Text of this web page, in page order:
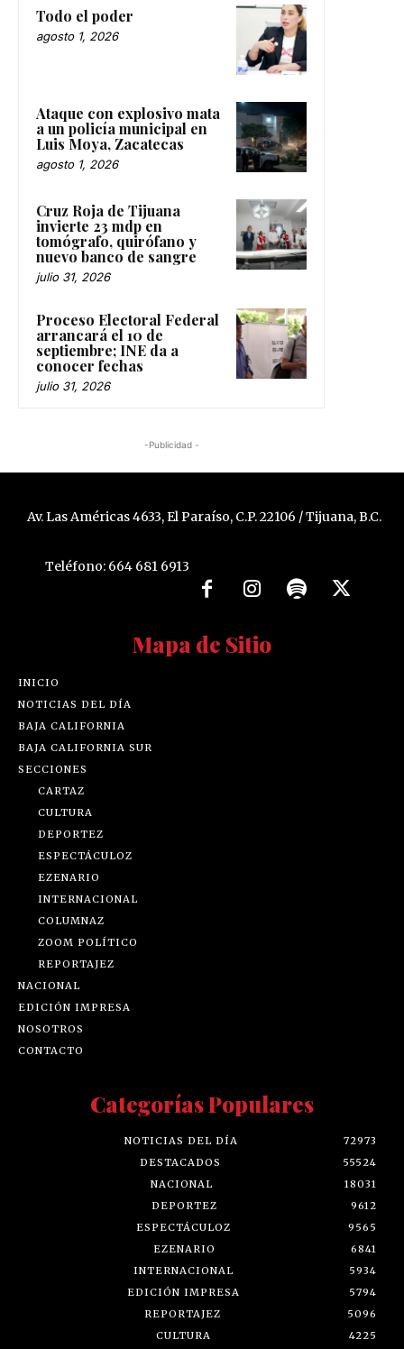
Todo el poder
agosto 1, 2026
Ataque con explosivo mata
a un policía municipal en
Luis Moya, Zacatecas
agosto 1, 2026
Cruz Roja de Tijuana
invierte 23 mdp en
tomógrafo, quirófano y
nuevo banco de sangre
julio 31, 2026
Proceso Electoral Federal
arrancará el 10 de
septiembre; INE da a
conocer fechas
julio 31, 2026
-Publicidad -
Av. Las Américas 4633, El Paraíso, C.P. 22106 / Tijuana, B.C.
Teléfono: 664 681 6913
Mapa de Sitio
INICIO
NOTICIAS DEL DÍA
BAJA CALIFORNIA
BAJA CALIFORNIA SUR
SECCIONES
CARTAZ
CULTURA
DEPORTEZ
ESPECTÁCULOZ
EZENARIO
INTERNACIONAL
COLUMNAZ
ZOOM POLÍTICO
REPORTAJEZ
NACIONAL
EDICIÓN IMPRESA
NOSOTROS
CONTACTO
Categorías Populares
NOTICIAS DEL DÍA
72973
DESTACADOS
55524
NACIONAL
18031
DEPORTEZ
9612
ESPECTÁCULOZ
9565
EZENARIO
6841
INTERNACIONAL
5934
EDICIÓN IMPRESA
5794
REPORTAJEZ
5096
CULTURA
4225